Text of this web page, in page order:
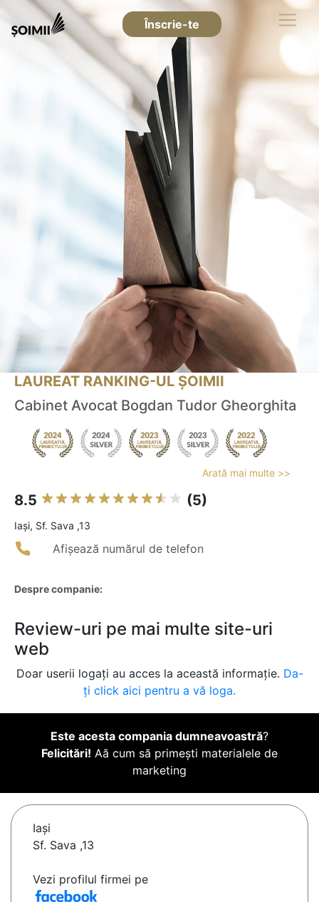
Înscrie-te
LAUREAT RANKING-UL ȘOIMII
Cabinet Avocat Bogdan Tudor Gheorghita
Arată mai multe >>
8.5 (5)
Iaşi, Sf. Sava ,13
Afișează numărul de telefon
Despre companie:
Review-uri pe mai multe site-uri
web
Doar userii logați au acces la această informație. Da-
ți click aici pentru a vă loga.
Este acesta compania dumneavoastră?
Felicitări! Aă cum să primești materialele de
marketing
Iaşi
Sf. Sava ,13
Vezi profilul firmei pe